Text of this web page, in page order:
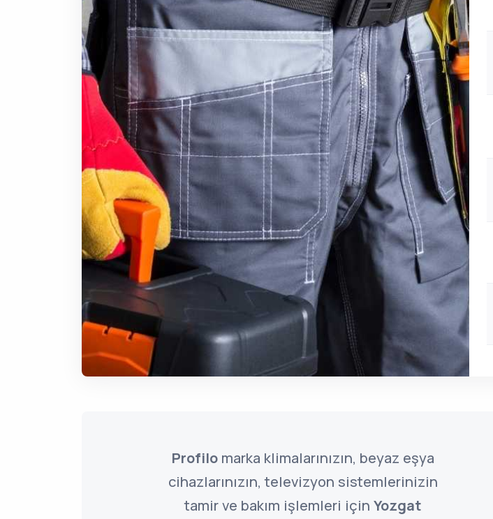
Profilomarka klimalarınızın, beyaz eşya
cihazlarınızın, televizyon sistemlerinizin
tamir ve bakım işlemleri içinYozgat